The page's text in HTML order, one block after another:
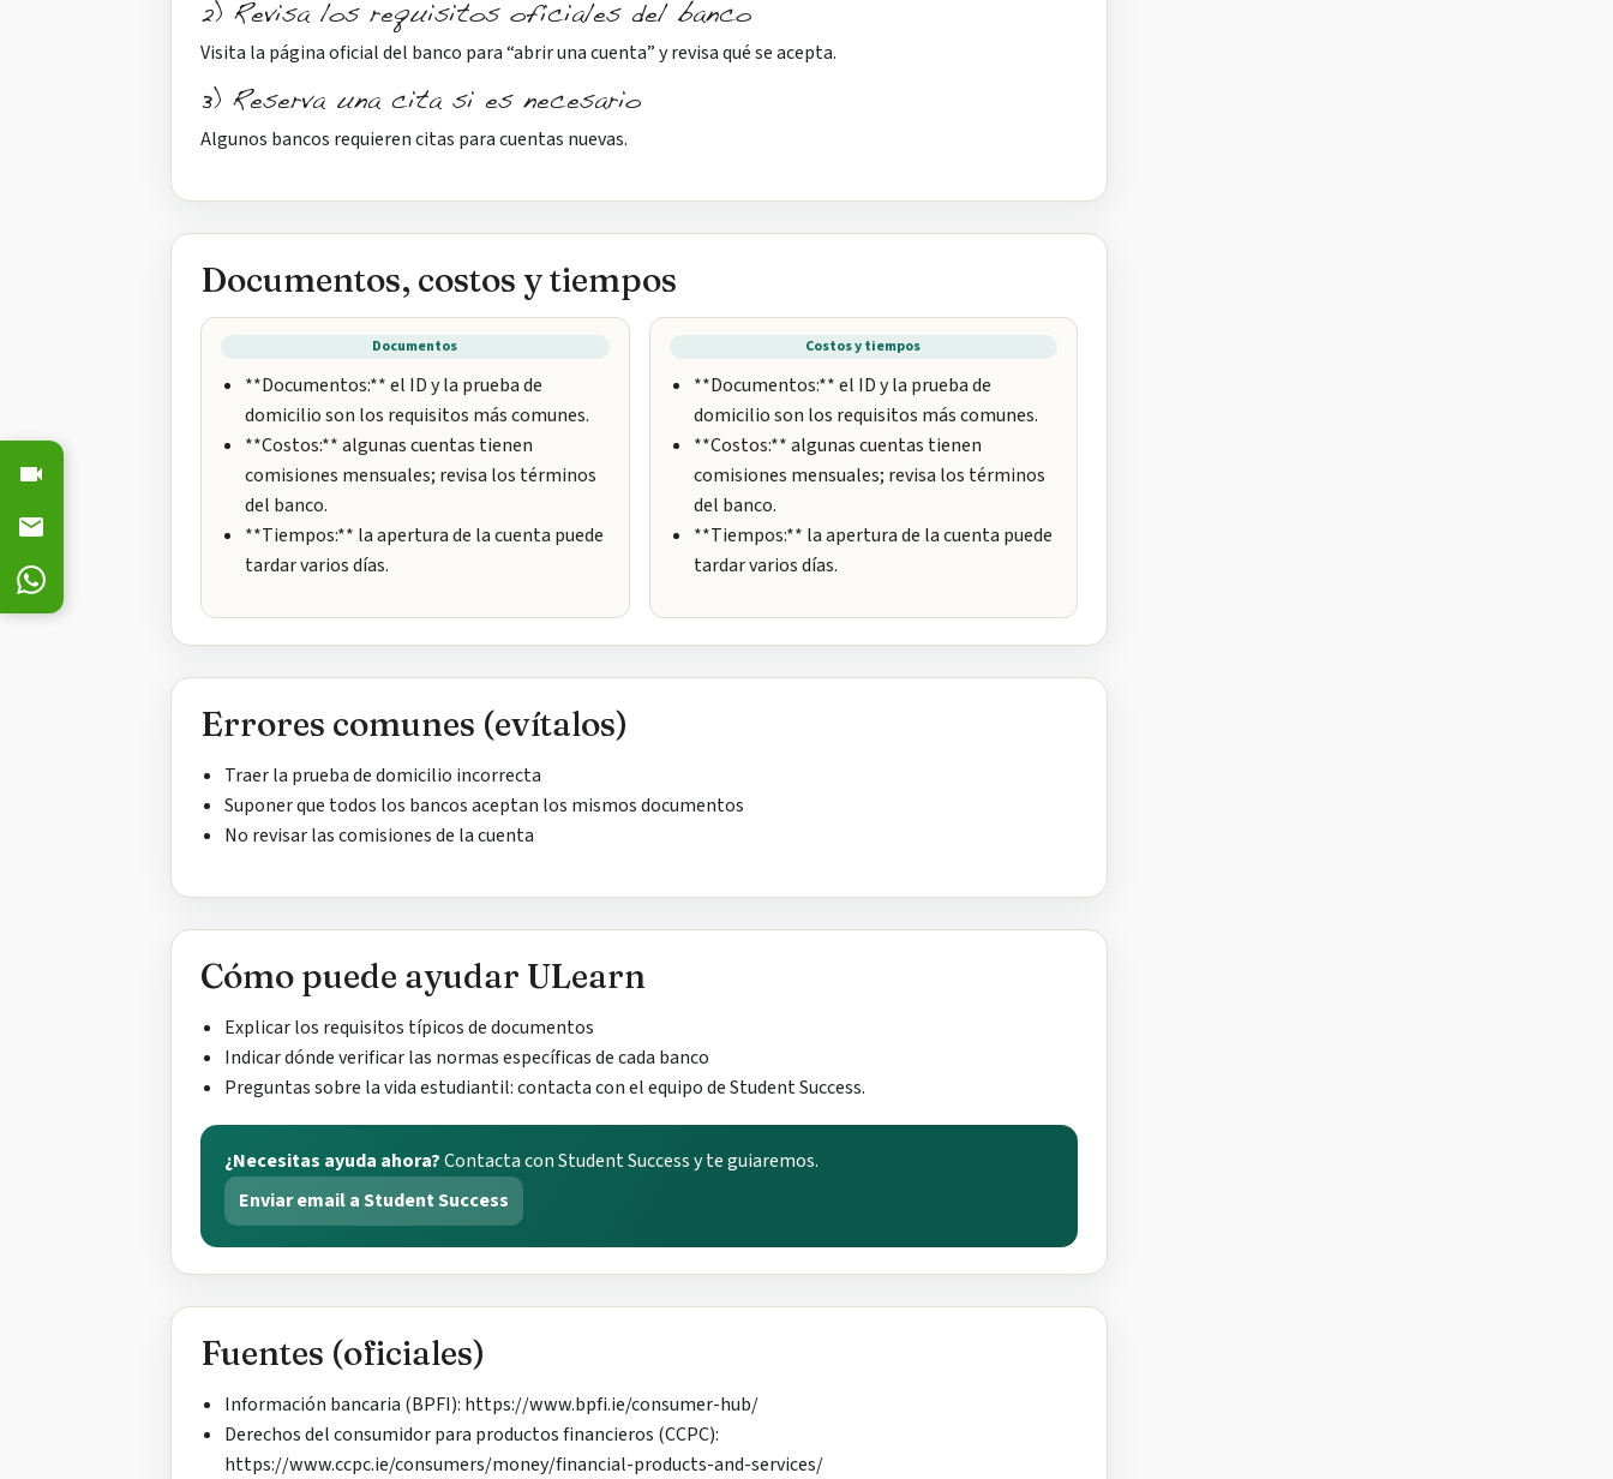
2) Revisa los requisitos oficiales del banco
Visita la página oficial del banco para “abrir una cuenta” y revisa qué se acepta.
3) Reserva una cita si es necesario
Algunos bancos requieren citas para cuentas nuevas.
Documentos, costos y tiempos
Documentos
**Documentos:** el ID y la prueba de
domicilio son los requisitos más comunes.
**Costos:** algunas cuentas tienen
comisiones mensuales; revisa los términos
del banco.
**Tiempos:** la apertura de la cuenta puede
tardar varios días.
Costos y tiempos
**Documentos:** el ID y la prueba de
domicilio son los requisitos más comunes.
**Costos:** algunas cuentas tienen
comisiones mensuales; revisa los términos
del banco.
**Tiempos:** la apertura de la cuenta puede
tardar varios días.
Errores comunes (evítalos)
Traer la prueba de domicilio incorrecta
Suponer que todos los bancos aceptan los mismos documentos
No revisar las comisiones de la cuenta
Cómo puede ayudar ULearn
Explicar los requisitos típicos de documentos
Indicar dónde verificar las normas específicas de cada banco
Preguntas sobre la vida estudiantil: contacta con el equipo de Student Success.
¿Necesitas ayuda ahora?Contacta con Student Success y te guiaremos.
Enviar email a Student Success
Fuentes (oficiales)
Información bancaria (BPFI): https://www.bpfi.ie/consumer-hub/
Derechos del consumidor para productos financieros (CCPC):
https://www.ccpc.ie/consumers/money/financial-products-and-services/